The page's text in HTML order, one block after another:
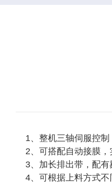
1、 整机三轴伺服控
2、可搭配自动接膜
3、加长排出带，配
4、可根据上料方式